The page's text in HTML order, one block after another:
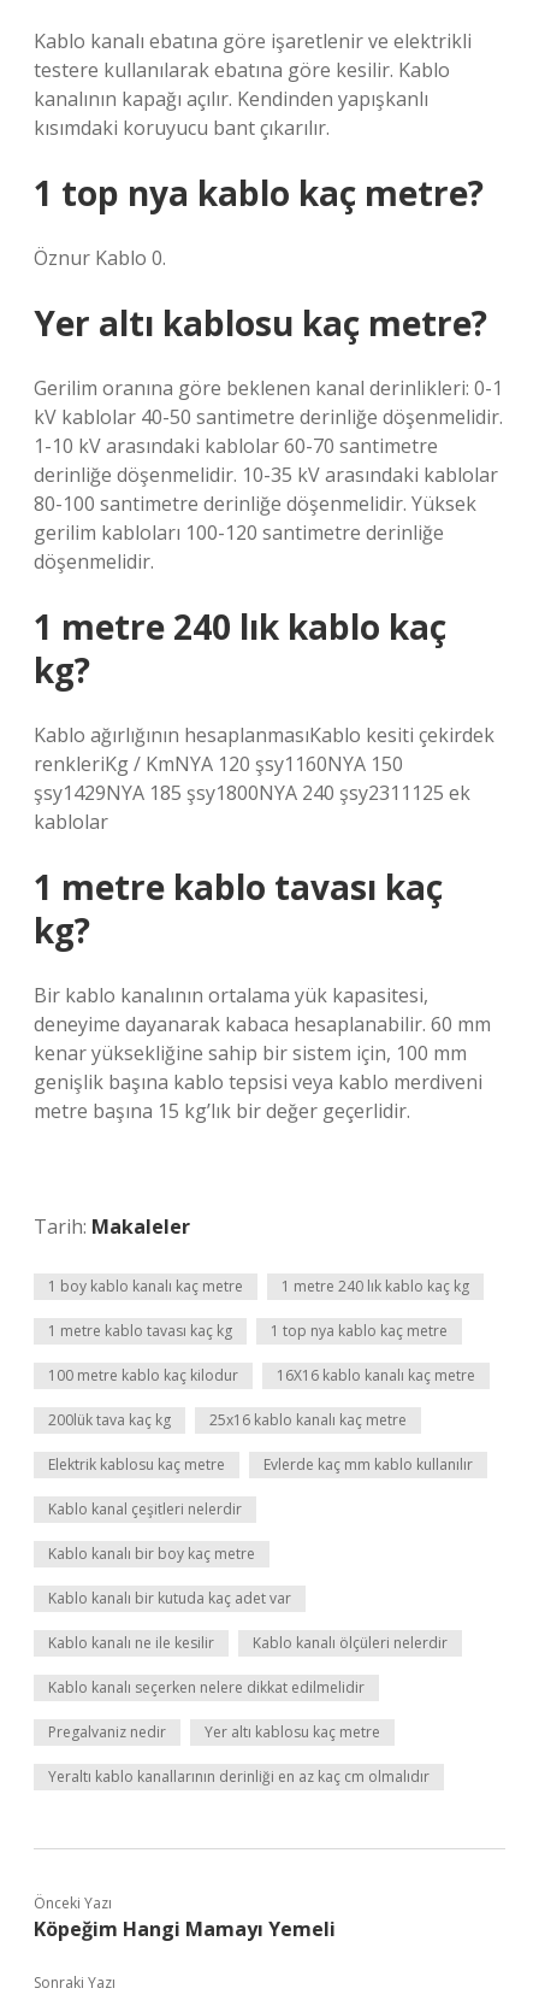
Kablo kanalı ebatına göre işaretlenir ve elektrikli
testere kullanılarak ebatına göre kesilir. Kablo
kanalının kapağı açılır. Kendinden yapışkanlı
kısımdaki koruyucu bant çıkarılır.
1 top nya kablo kaç metre?
Öznur Kablo 0.
Yer altı kablosu kaç metre?
Gerilim oranına göre beklenen kanal derinlikleri: 0-1
kV kablolar 40-50 santimetre derinliğe döşenmelidir.
1-10 kV arasındaki kablolar 60-70 santimetre
derinliğe döşenmelidir. 10-35 kV arasındaki kablolar
80-100 santimetre derinliğe döşenmelidir. Yüksek
gerilim kabloları 100-120 santimetre derinliğe
döşenmelidir.
1 metre 240 lık kablo kaç
kg?
Kablo ağırlığının hesaplanmasıKablo kesiti çekirdek
renkleriKg / KmNYA 120 şsy1160NYA 150
şsy1429NYA 185 şsy1800NYA 240 şsy2311125 ek
kablolar
1 metre kablo tavası kaç
kg?
Bir kablo kanalının ortalama yük kapasitesi,
deneyime dayanarak kabaca hesaplanabilir. 60 mm
kenar yüksekliğine sahip bir sistem için, 100 mm
genişlik başına kablo tepsisi veya kablo merdiveni
metre başına 15 kg’lık bir değer geçerlidir.
Tarih: Makaleler
1 boy kablo kanalı kaç metre 1 metre 240 lık kablo kaç kg
1 metre kablo tavası kaç kg 1 top nya kablo kaç metre
100 metre kablo kaç kilodur 16X16 kablo kanalı kaç metre
200lük tava kaç kg 25x16 kablo kanalı kaç metre
Elektrik kablosu kaç metre Evlerde kaç mm kablo kullanılır
Kablo kanal çeşitleri nelerdir
Kablo kanalı bir boy kaç metre
Kablo kanalı bir kutuda kaç adet var
Kablo kanalı ne ile kesilir Kablo kanalı ölçüleri nelerdir
Kablo kanalı seçerken nelere dikkat edilmelidir
Pregalvaniz nedir Yer altı kablosu kaç metre
Yeraltı kablo kanallarının derinliği en az kaç cm olmalıdır
Önceki Yazı
Köpeğim Hangi Mamayı Yemeli
Sonraki Yazı